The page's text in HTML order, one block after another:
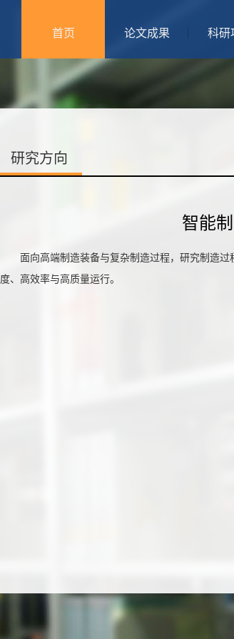
首页 论文成果 科研
研究方向
智能
面向高端制造装备与复杂制造过程，研究制造
度、高效率与高质量运行。